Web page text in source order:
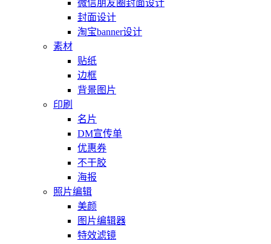
微信朋友圈封面设计
封面设计
淘宝banner设计
素材
贴纸
边框
背景图片
印刷
名片
DM宣传单
优惠券
不干胶
海报
照片编辑
美颜
图片编辑器
特效滤镜